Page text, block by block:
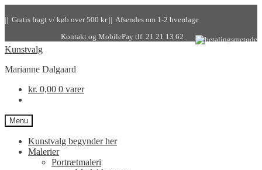
|| Gratis fragt v/ køb over 500 kr || Afsendes om 1-2 hverdage
Kontakt og MobilePay tlf. 21 21 13 62
Kunstvalg
Marianne Dalgaard
kr. 0,00 0 varer
Menu
Kunstvalg begynder her
Malerier
Portrætmaleri